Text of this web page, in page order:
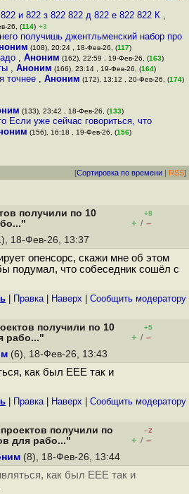
и 822 з 822 822 д 822 е 822 822 К ,
26, (114) +3
получишь джентльменский набор про
(108), 20:24 , 18-Фев-26, (117)
, Аноним (162), 22:59 , 19-Фев-26, (163)
, Аноним (166), 23:14 , 19-Фев-26, (164)
точнее , Аноним (172), 13:12 , 20-Фев-26, (174)
(133), 23:42 , 18-Фев-26, (133)
Если уже сейчас говориться, что
(156), 16:18 , 19-Фев-26, (156)
[Сортировка по времени | RSS]
получили по 10
+8
+ / –
18-Фев-26, 13:37
опенсорс, скажи мне об этом
подумал, что собеседник сошёл с
Правка| Наверх Cообщить модератору
получили по 10
рабо..."
+5
+ / –
(6), 18-Фев-26, 13:43
как был EEE так и
Правка| Наверх Cообщить модератору
получили по
для рабо..."
–2
+ / –
(8), 18-Фев-26, 13:44
как был EEE так и